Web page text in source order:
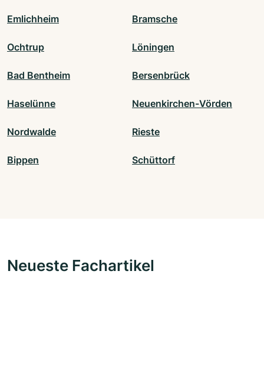
Emlichheim Bramsche
Ochtrup Löningen
Bad Bentheim Bersenbrück
Haselünne Neuenkirchen-Vörden
Nordwalde Rieste
Bippen Schüttorf
Neueste Fachartikel